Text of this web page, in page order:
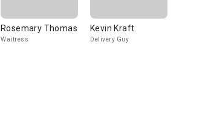
Rosemary Thomas
Waitress
Kevin Kraft
Delivery Guy